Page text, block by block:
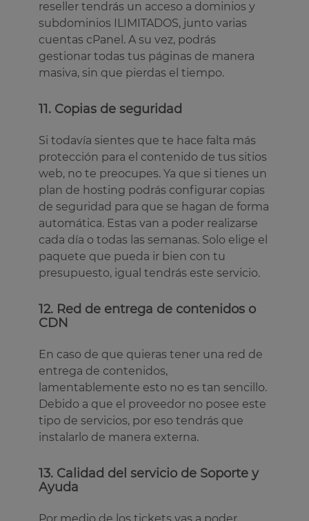
reseller tendrás un acceso a dominios y
subdominios ILIMITADOS, junto varias
cuentas cPanel. A su vez, podrás
gestionar todas tus páginas de manera
masiva, sin que pierdas el tiempo.
11. Copias de seguridad
Si todavía sientes que te hace falta más
protección para el contenido de tus sitios
web, no te preocupes. Ya que si tienes un
plan de hosting podrás configurar copias
de seguridad para que se hagan de forma
automática. Estas van a poder realizarse
cada día o todas las semanas. Solo elige el
paquete que pueda ir bien con tu
presupuesto, igual tendrás este servicio.
12. Red de entrega de contenidos o
CDN
En caso de que quieras tener una red de
entrega de contenidos,
lamentablemente esto no es tan sencillo.
Debido a que el proveedor no posee este
tipo de servicios, por eso tendrás que
instalarlo de manera externa.
13. Calidad del servicio de Soporte y
Ayuda